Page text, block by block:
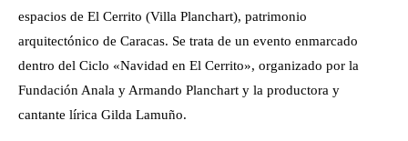
espacios de El Cerrito (Villa Planchart), patrimonio
arquitectónico de Caracas. Se trata de un evento enmarcado
dentro del Ciclo «Navidad en El Cerrito», organizado por la
Fundación Anala y Armando Planchart y la productora y
cantante lírica Gilda Lamuño.